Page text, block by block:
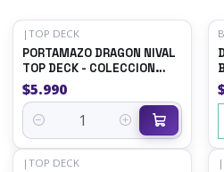
| TOP DECK
PORTAMAZO DRAGON NIVAL
TOP DECK - COLECCION
LEGENDARIA
$5.990
Cantidad
Agotado
| TOP DECK |